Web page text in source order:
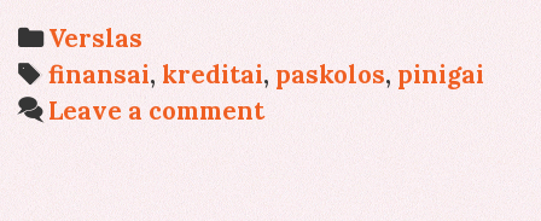
Categories
Verslas
Tags
finansai,kreditai, paskolos, pinigai
Leave a comment